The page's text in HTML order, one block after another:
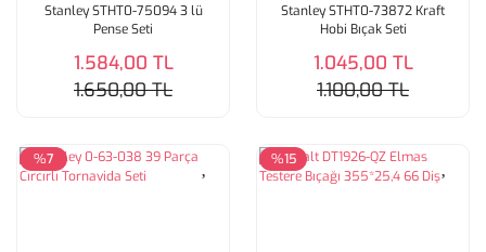
Stanley STHT0-75094 3 lü
Pense Seti
1.584,00 TL
1.650,00 TL
Stanley STHT0-73872 Kraft
Hobi Bıçak Seti
1.045,00 TL
1.100,00 TL
%7 %15